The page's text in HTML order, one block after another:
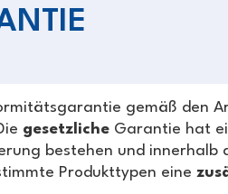
gemäß den
gesetzliche Garantie hat
bestehen und
Produkttypen eine